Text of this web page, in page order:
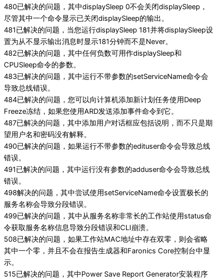
480已解决的问题，其中displaySleep 0不会关闭displaySleep，
尽管其中一个命令显示已关闭displaySleep的输出。
481已解决的问题，当您运行displaySleep 181并将displaySleep设
置为从不显示输出消息时显示181分钟而不是Never。
482已解决的问题，其中任何负数可用作displaySleep和
CPUSleep命令的参数。
483已解决的问题，其中运行不带参数的setServiceName命令会
导致总线错误。
484已解决的问题，您可以向计算机添加新计划任务使用Deep
Freeze冻结，如果您使用ARD发送添加事件命令到它。
487已解决的问题，其中添加用户对话框应包括说明，而不只是期
望用户名和密码没有解释。
490已解决的问题，如果运行不带参数的edituser命令会导致总线
错误。
491已解决的问题，其中运行没有参数的adduser命令会导致总线
错误。
498解决的问题，其中尝试使用setServiceName命令设置极长的
服务名称会导致分段错误。
499已解决的问题，其中从服务名称非常长的工作站使用status命
令获取服务名称信息导致分段错误和CLI崩溃。
508已解决的问题，如果工作站MAC地址中存在双零，则会省略
其中一个零，并且不会在报告生成器和Faronics Core控制台中显
示。
515已解决的问题，其中Power Save Report Generator安装程序